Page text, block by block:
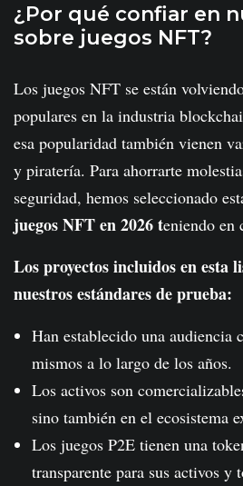
¿Por qué confiar en
sobre juegos NFT?
Los juegos NFT se están
populares en la industria
esa popularidad también vienen
y piratería. Para ahorrarte
seguridad, hemos seleccionado
juegos NFT en 2026 teniendo en
Los proyectos incluidos en esta
nuestros estándares de prueba:
Han establecido una audiencia
mismos a lo largo de los años.
Los activos son
sino también en el ecosistema
Los juegos P2E tienen una
transparente para sus activos y